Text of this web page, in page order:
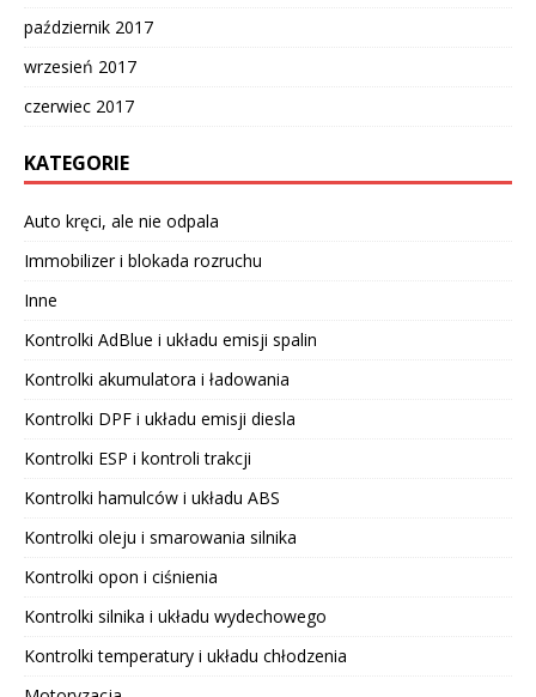
październik 2017
wrzesień 2017
czerwiec 2017
KATEGORIE
Auto kręci, ale nie odpala
Immobilizer i blokada rozruchu
Inne
Kontrolki AdBlue i układu emisji spalin
Kontrolki akumulatora i ładowania
Kontrolki DPF i układu emisji diesla
Kontrolki ESP i kontroli trakcji
Kontrolki hamulców i układu ABS
Kontrolki oleju i smarowania silnika
Kontrolki opon i ciśnienia
Kontrolki silnika i układu wydechowego
Kontrolki temperatury i układu chłodzenia